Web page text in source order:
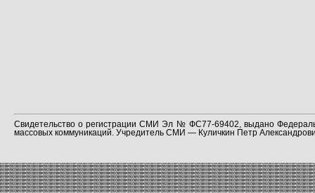
Свидетельство о регистрации СМИ Эл № ФС77-69402, выдано
массовых коммуникаций. Учредитель СМИ — Куличкин Петр